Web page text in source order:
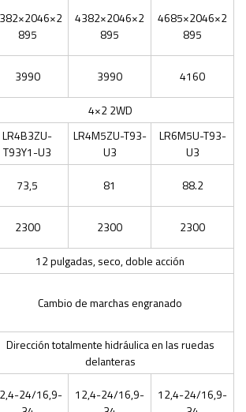
895
4382×2046×2
895
4685×2046×2
895
3990 3990 4160
4×2 2WD
LR4B3ZU-
T93Y1-U3
LR4M5ZU-T93-
U3
LR6M5U-T93-
U3
73,5 81 88.2
2300 2300 2300
12 pulgadas, seco, doble acción
Cambio de marchas engranado
Dirección totalmente hidráulica en las ruedas
delanteras
24/16,9-
12,4-24/16,9-
12,4-24/16,9-